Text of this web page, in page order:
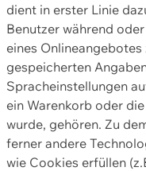
dient in erster Linie
Benutzer während
eines
gespeicherten
Spracheinstellungen
ein Warenkorb oder
wurde, gehören. Zu
ferner andere
wie Cookies erfüllen